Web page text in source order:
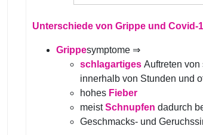
Unterschiede von Grippe und Covid-
Grippesymptome ⇒
schlagartiges Auftreten von
innerhalb von Stunden und
hohes Fieber
meistSchnupfen dadurch
Geschmacks- und